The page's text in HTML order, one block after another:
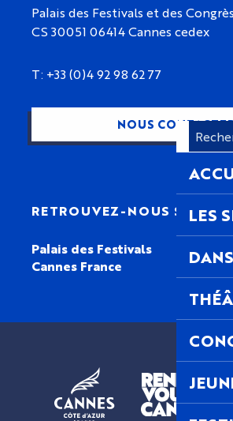
LES
Palais des Festivals et des
CS 30051 06414 Cannes cedex
T: +33 (0)4 92 98 62 77
NOUS
RETROUVEZ-NOUS SUR
Palais des Festivals
Cannes France